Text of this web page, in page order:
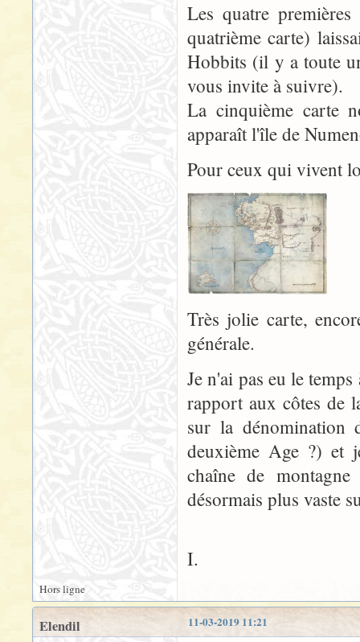
Les quatre
quatrième carte)
Hobbits (il y a toute
vous invite à suivre).
La cinquième carte
apparaît l'île de
Pour ceux qui vivent
Très jolie carte,
générale.
Je n'ai pas eu le
rapport aux côtes de
sur la dénomination
deuxième Age ?) et
chaîne de
désormais plus vaste
I.
Hors ligne
11-03-2019 11:21
Elendil